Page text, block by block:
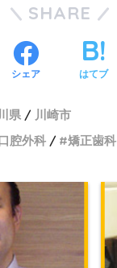
SHARE
シェア はてブ
県
川崎市
腔外科 矯正歯科